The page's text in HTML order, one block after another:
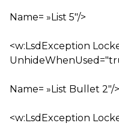
Name= »List 5″/>
<w:LsdException
Name= »List Bullet 2″/>
<w:LsdException